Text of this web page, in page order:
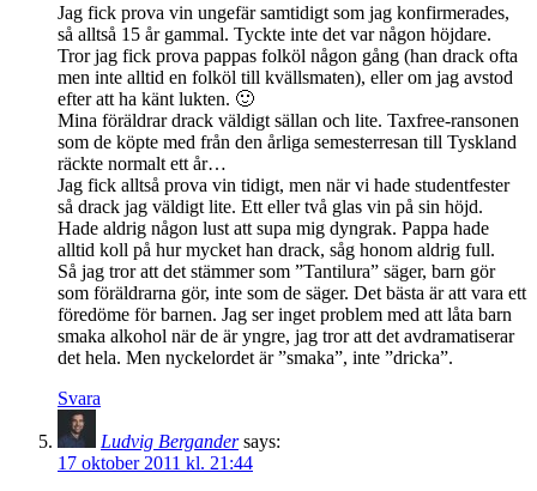
Jag fick prova vin ungefär samtidigt som jag konfirmerades,
så alltså 15 år gammal. Tyckte inte det var någon höjdare.
Tror jag fick prova pappas folköl någon gång (han drack ofta
men inte alltid en folköl till kvällsmaten), eller om jag avstod
efter att ha känt lukten. 🙂
Mina föräldrar drack väldigt sällan och lite. Taxfree-ransonen
som de köpte med från den årliga semesterresan till Tyskland
räckte normalt ett år…
Jag fick alltså prova vin tidigt, men när vi hade studentfester
så drack jag väldigt lite. Ett eller två glas vin på sin höjd.
Hade aldrig någon lust att supa mig dyngrak. Pappa hade
alltid koll på hur mycket han drack, såg honom aldrig full.
Så jag tror att det stämmer som ”Tantilura” säger, barn gör
som föräldrarna gör, inte som de säger. Det bästa är att vara ett
föredöme för barnen. Jag ser inget problem med att låta barn
smaka alkohol när de är yngre, jag tror att det avdramatiserar
det hela. Men nyckelordet är ”smaka”, inte ”dricka”.
Svara
Ludvig Bergander says:
17 oktober 2011 kl. 21:44